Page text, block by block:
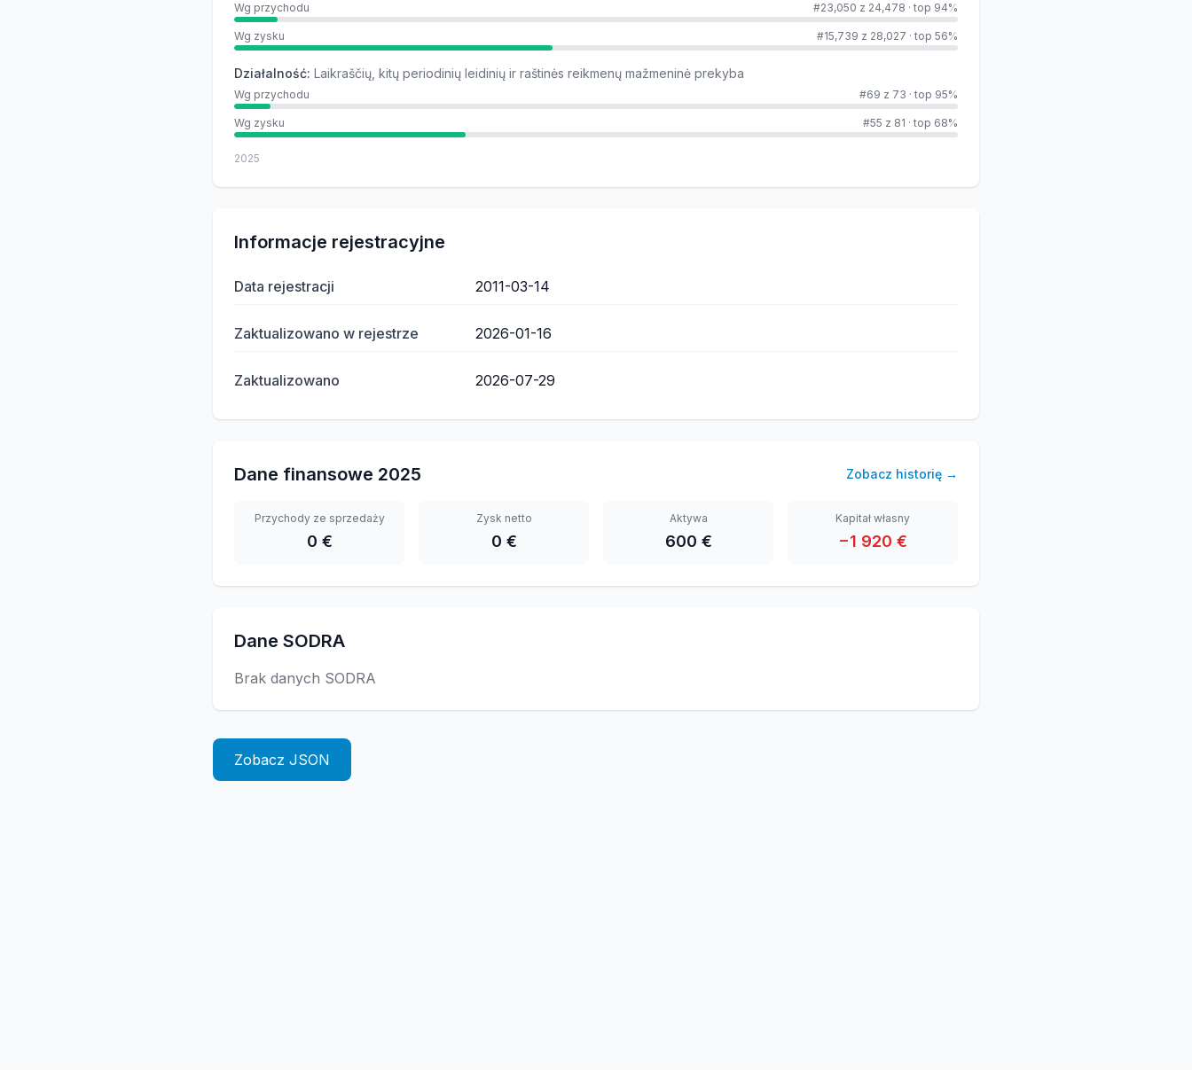
Wg przychodu #23,050 z 24,478 · top 94%
Wg zysku #15,739 z 28,027 · top 56%
Działalność: Laikraščių, kitų periodinių leidinių ir raštinės reikmenų mažmeninė prekyba
Wg przychodu #69 z 73 · top 95%
Wg zysku #55 z 81 · top 68%
2025
Informacje rejestracyjne
Data rejestracji 2011-03-14
Zaktualizowano w rejestrze 2026-01-16
Zaktualizowano 2026-07-29
Dane finansowe 2025 Zobacz historię →
Przychody ze sprzedaży
0 €
Zysk netto
0 €
Aktywa
600 €
Kapitał własny
−1 920 €
Dane SODRA
Brak danych SODRA
Zobacz JSON